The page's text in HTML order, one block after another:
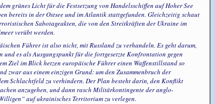
grünes Licht für die Festsetzung von Handelsschiffen auf Hoher See
bereits in der Ostsee und im Atlantik stattgefunden. Gleichzeitig schaut
Sabotageakten, die von den Streitkräften der Ukraine im
verübt werden.
Führer ist also nicht, mit Russland zu verhandeln. Es geht darum,
und es als Ausgangspunkt für die fortgesetzte Konfrontation gegen
Ziel im Blick hetzen europäische Führer einen Waffenstillstand so
zwar aus einem einzigen Grund: um den Zusammenbruch der
Schlachtfeld zu verhindern. Der Plan besteht darin, den Konflikt
anzugehen, und dann rasch Militärkontingente der anglo-
auf ukrainisches Territorium zu verlegen.